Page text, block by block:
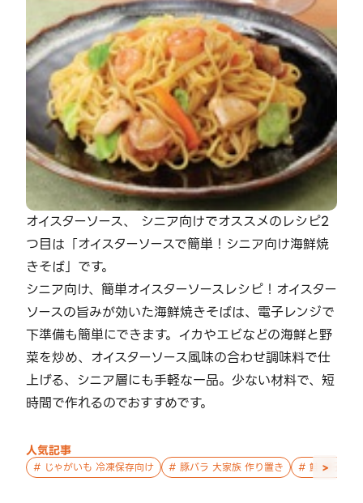
オイスターソース、 シニア向けでオススメのレシピ2
つ目は「オイスターソースで簡単！シニア向け海鮮焼
きそば」です。
シニア向け、簡単オイスターソースレシピ！オイスター
ソースの旨みが効いた海鮮焼きそばは、電子レンジで
下準備も簡単にできます。イカやエビなどの海鮮と野
菜を炒め、オイスターソース風味の合わせ調味料で仕
上げる、シニア層にも手軽な一品。少ない材料で、短
時間で作れるのでおすすめです。
人気記事
# じゃがいも 冷凍保存向け # 豚バラ 大家族 作り置き # 鮭 親子 作
>